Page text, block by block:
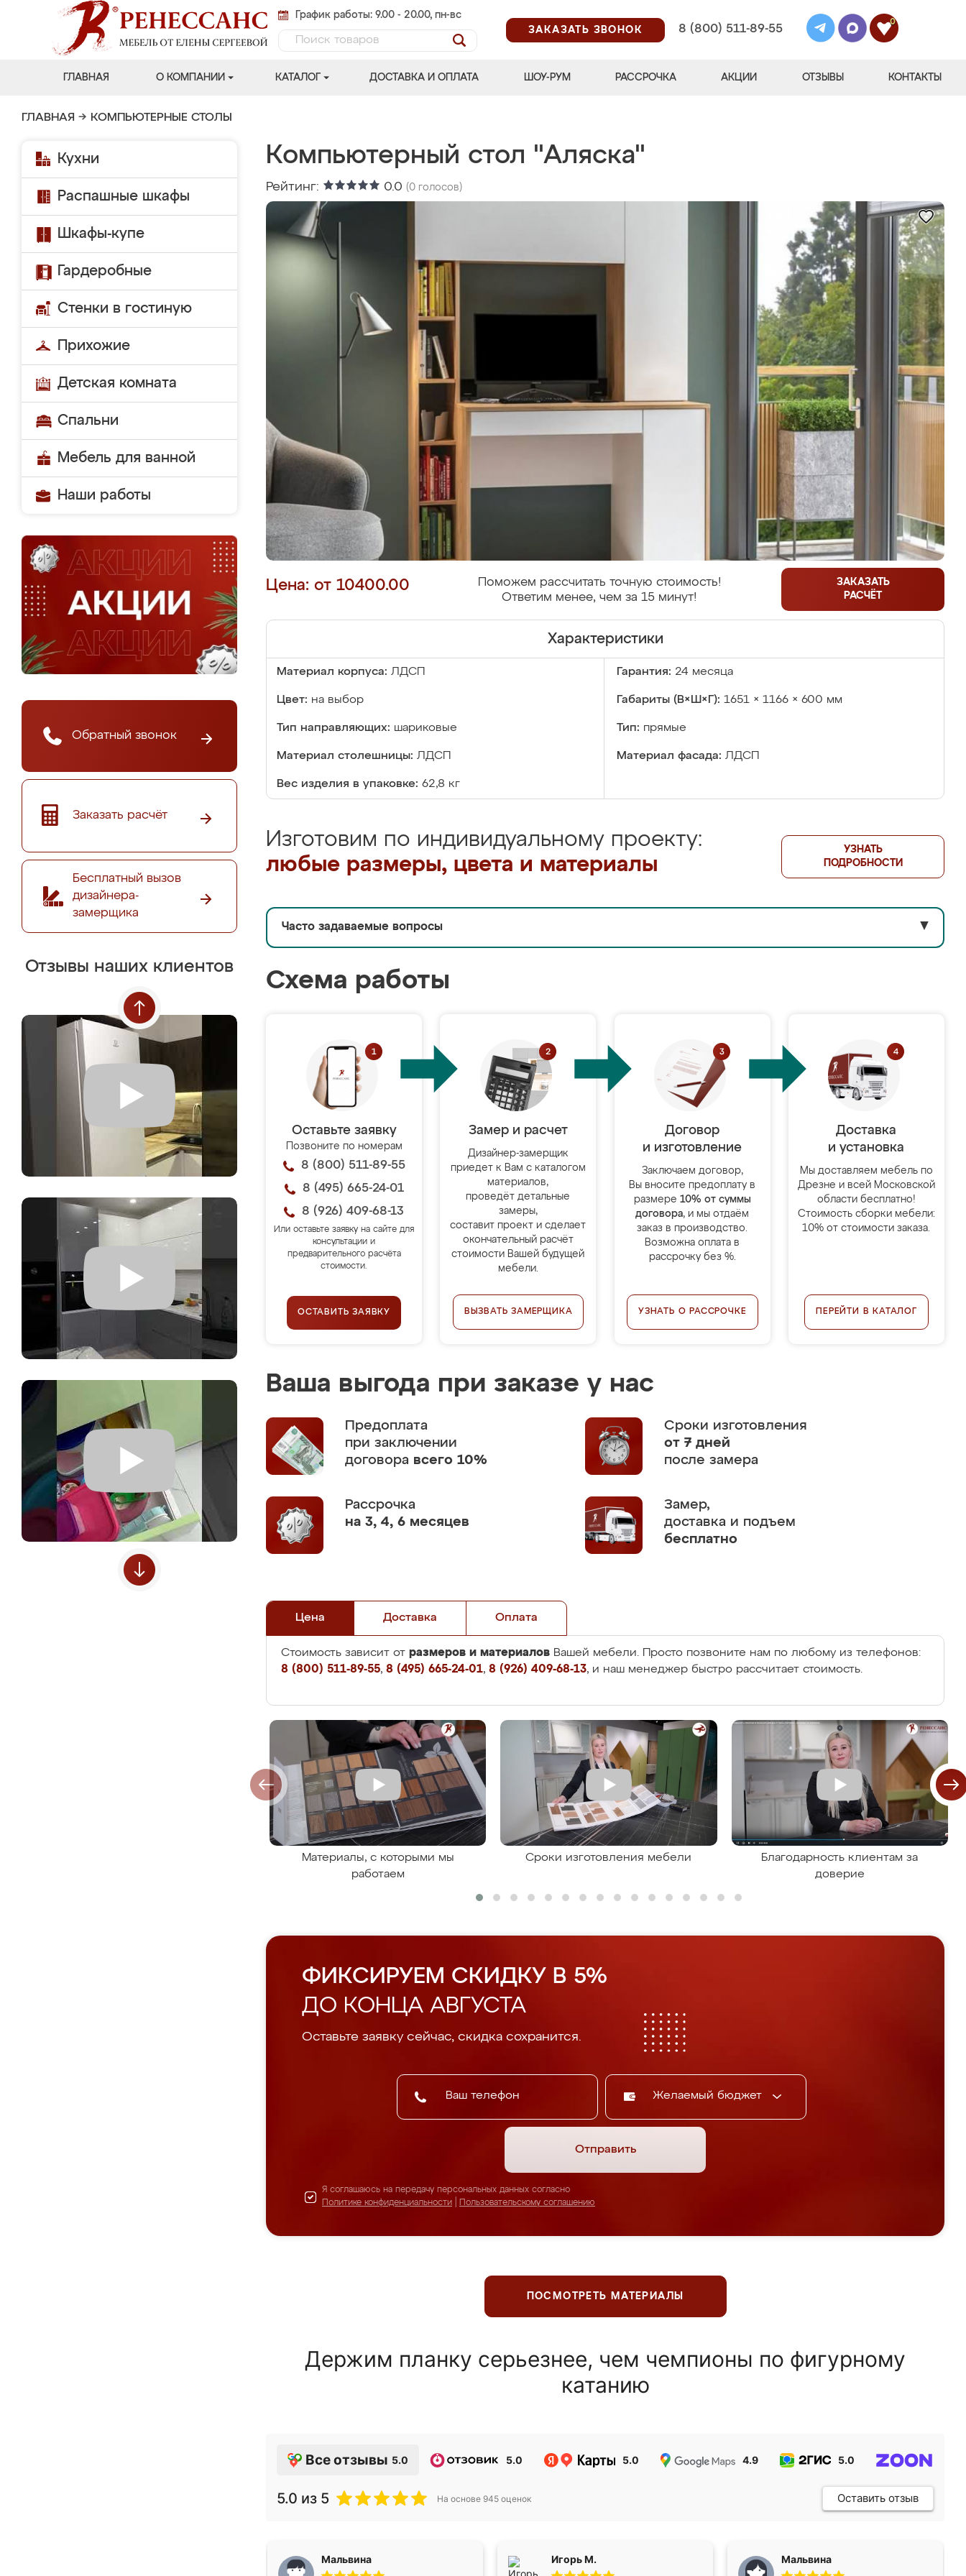
График работы: 9.00 - 20.00, пн-вс
ЗАКАЗАТЬ ЗВОНОК
8 (800) 511-89-55
0
ГЛАВНАЯ О КОМПАНИИ КАТАЛОГ ДОСТАВКА И ОПЛАТА ШОУ-РУМ РАССРОЧКА АКЦИИ ОТЗЫВЫ КОНТАКТЫ
ГЛАВНАЯ → КОМПЬЮТЕРНЫЕ СТОЛЫ
Кухни
Распашные шкафы
Шкафы-купе
Гардеробные
Стенки в гостиную
Прихожие
Детская комната
Спальни
Мебель для ванной
Наши работы
Обратный звонок
Заказать расчёт
Бесплатный вызов
дизайнера-
замерщика
Отзывы наших клиентов
Компьютерный стол "Аляска"
Рейтинг: 0.0 (0 голосов)
Цена: от 10400.00
Поможем рассчитать точную стоимость!
Ответим менее, чем за 15 минут!
ЗАКАЗАТЬ
РАСЧЁТ
Характеристики
Материал корпуса: ЛДСП Гарантия: 24 месяца
Цвет: на выбор Габариты (В×Ш×Г): 1651 × 1166 × 600 мм
Тип направляющих: шариковые Тип: прямые
Материал столешницы: ЛДСП Материал фасада: ЛДСП
Вес изделия в упаковке: 62,8 кг
Изготовим по индивидуальному проекту:
любые размеры, цвета и материалы
УЗНАТЬ
ПОДРОБНОСТИ
Часто задаваемые вопросы ▼
Схема работы
Оставьте заявку
Позвоните по номерам
8 (800) 511-89-55
8 (495) 665-24-01
8 (926) 409-68-13
Или оставьте заявку на сайте для
консультации и
предварительного расчёта
стоимости.
ОСТАВИТЬ ЗАЯВКУ
Замер и расчет
Дизайнер-замерщик
приедет к Вам с каталогом
материалов,
проведёт детальные
замеры,
составит проект и сделает
окончательный расчёт
стоимости Вашей будущей
мебели.
ВЫЗВАТЬ ЗАМЕРЩИКА
Договор
и изготовление
Заключаем договор,
Вы вносите предоплату в
размере 10% от суммы
договора, и мы отдаём
заказ в производство.
Возможна оплата в
рассрочку без %.
УЗНАТЬ О РАССРОЧКЕ
Доставка
и установка
Мы доставляем мебель по
Дрезне и всей Московской
области бесплатно!
Стоимость сборки мебели:
10% от стоимости заказа.
ПЕРЕЙТИ В КАТАЛОГ
Ваша выгода при заказе у нас
Предоплата
при заключении
договора всего 10%
Сроки изготовления
от 7 дней
после замера
Рассрочка
на 3, 4, 6 месяцев
Замер,
доставка и подъем
бесплатно
Цена Доставка Оплата
Стоимость зависит от размеров и материалов Вашей мебели. Просто позвоните нам по любому из телефонов:
8 (800) 511-89-55, 8 (495) 665-24-01, 8 (926) 409-68-13, и наш менеджер быстро рассчитает стоимость.
Материалы, с которыми мы
работаем
Сроки изготовления мебели
Благодарность клиентам за
доверие
ФИКСИРУЕМ СКИДКУ В 5%
ДО КОНЦА АВГУСТА
Оставьте заявку сейчас, скидка сохранится.
Желаемый бюджет
Отправить
Я соглашаюсь на передачу персональных данных согласно
Политике конфиденциальности
Пользовательскому соглашению
ПОСМОТРЕТЬ МАТЕРИАЛЫ
Держим планку серьезнее, чем чемпионы по фигурному
катанию
Все отзывы 5.0 5.0 5.0 4.9 5.0
5.0 из 5 На основе 945 оценок Оставить отзыв
Мальвина Игорь М. Мальвина